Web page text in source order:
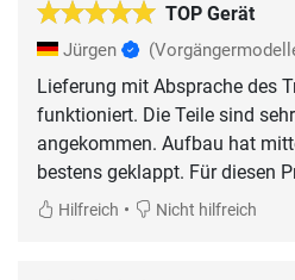
TOP Gerät
Jürgen
Lieferung mit Absprache des
funktioniert. Die Teile sind
angekommen. Aufbau hat
bestens geklappt. Für diesen
Hilfreich • Nicht hilfreich